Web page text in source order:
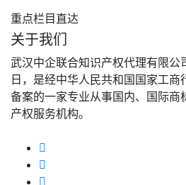
重点栏目直达
关于我们
武汉中企联合知识产权代理有限
日，是经中华人民共和国国家工
备案的一家专业从事国内、国际商
产权服务机构。